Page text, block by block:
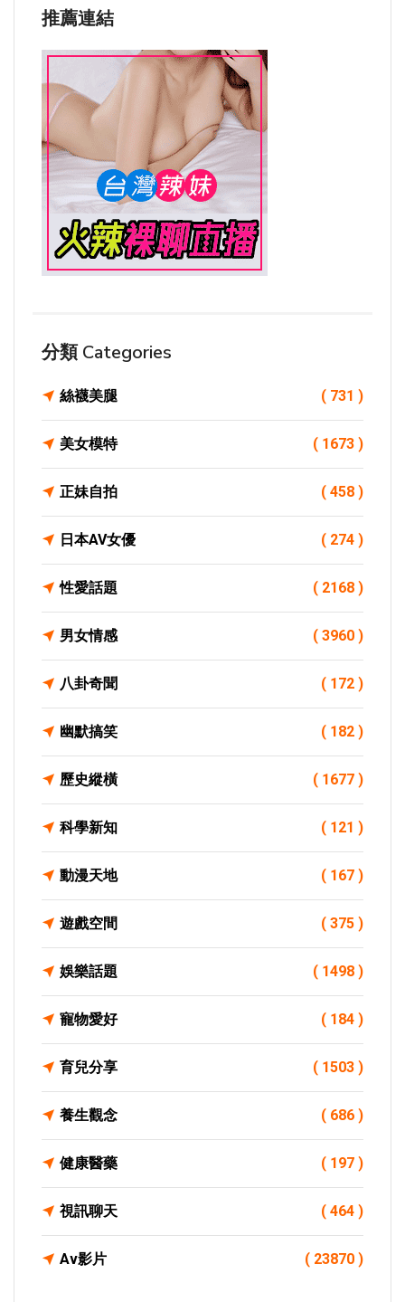
推薦連結
分類 Categories
絲襪美腿 ( 731 )
美女模特 ( 1673 )
正妹自拍 ( 458 )
日本AV女優 ( 274 )
性愛話題 ( 2168 )
男女情感 ( 3960 )
八卦奇聞 ( 172 )
幽默搞笑 ( 182 )
歷史縱橫 ( 1677 )
科學新知 ( 121 )
動漫天地 ( 167 )
遊戲空間 ( 375 )
娛樂話題 ( 1498 )
寵物愛好 ( 184 )
育兒分享 ( 1503 )
養生觀念 ( 686 )
健康醫藥 ( 197 )
視訊聊天 ( 464 )
Av影片 ( 23870 )